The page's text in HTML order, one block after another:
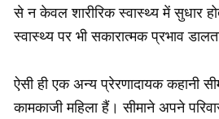
से न केवल शारीरिक स्वास्थ्य में सुधार
स्वास्थ्य पर भी सकारात्मक प्रभाव
ऐसी ही एक अन्य प्रेरणादायक कहानी
कामकाजी महिला हैं। सीमाने अपने